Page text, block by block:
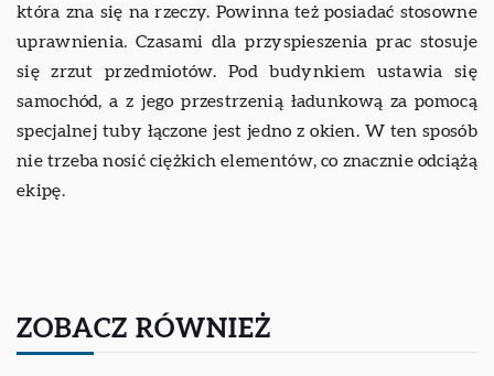
która zna się na rzeczy. Powinna też posiadać stosowne
uprawnienia. Czasami dla przyspieszenia prac stosuje
się zrzut przedmiotów. Pod budynkiem ustawia się
samochód, a z jego przestrzenią ładunkową za pomocą
specjalnej tuby łączone jest jedno z okien. W ten sposób
nie trzeba nosić ciężkich elementów, co znacznie odciążą
ekipę.
ZOBACZ RÓWNIEŻ